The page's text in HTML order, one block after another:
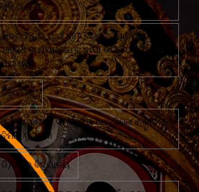
ଏସ ଡି ପି ଓ
ଛାତ୍ର ମୃତ୍ୟୁ ପାଇଁ KIIT ବିଶ୍ୱବିଦ୍ୟାଳୟର
'ଅବୈଧ କାର୍ଯ୍ୟକଳାପ'କୁ ଦାୟୀ କରିଛି UGC
ପ୍ୟାନେଲ
ଜଣେ ମୃତ
ଟେକ୍ସାସ ନିକଟ ସମୁଦ୍ରରେ ମେକ୍ସିକୋ ନୌସେନା
ବିମାନ ଦୁର୍ଘଟଣା
ଡି)ଉଚ୍ଚ ବିଦ୍ୟାଳୟ